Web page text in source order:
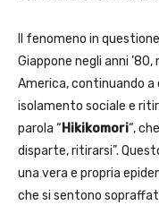
Il fenomeno in
Giappone negli anni
America, continuando
isolamento sociale e
parola “Hikikomori“,
disparte, ritirarsi”.
una vera e propria
che si sentono